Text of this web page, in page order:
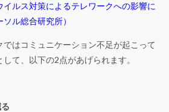
イルス対策によるテレワークへの影響に
ル総合研究所）
はコミュニケーション不足が起こって
て、以下の2点があげられます。